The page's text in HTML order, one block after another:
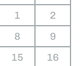
1
2
8
9
15
16